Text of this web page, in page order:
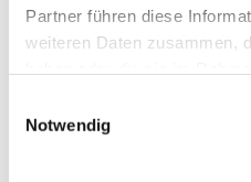
Partner führen diese
weiteren Daten zusammen,
Notwendig